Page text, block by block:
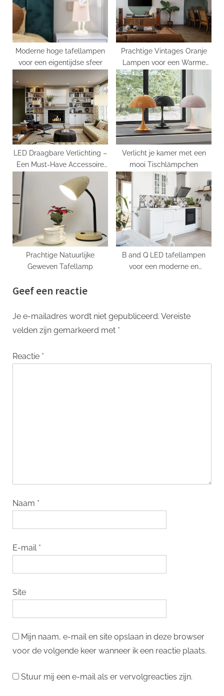
o
s
t
:
Moderne hoge tafellampen
voor een eigentijdse sfeer
Prachtige Vintages Oranje
Lampen voor een Warme
Sfeer
LED Draagbare Verlichting –
Een Must-Have Accessoire
voor Avonturiers en Reizigers
Verlicht je kamer met een
mooi Tischlämpchen
Prachtige Natuurlijke
Geweven Tafellamp
B and Q LED tafellampen
voor een moderne en
Geef een reactie
Je e-mailadres wordt niet gepubliceerd. Vereiste
velden zijn gemarkeerd met *
Reactie *
Naam *
E-mail *
Site
Mijn naam, e-mail en site opslaan in deze browser
voor de volgende keer wanneer ik een reactie plaats.
Stuur mij een e-mail als er vervolgreacties zijn.